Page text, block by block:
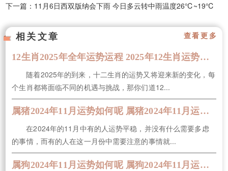
下一篇：11月6日西双版纳会下雨 今日多云转中雨温度26℃~19℃
相关文章 查看更多
12生肖2025年全年运势运程 2025年12生肖运势解析完整版
随着2025年的到来，十二生肖的运势又将迎来新的变化，每
个生肖都将面临不同的机遇与挑战，那你们道12...
属猪2024年11月运势如何呢 属猪2024年11月运势及运程
在2024年的11月中有的人运势平稳，并没有什么需要多虑
的事情，而有的人在这一月份中需要注意的事情就...
属狗2024年11月运势如何呢 属狗2024年11月运势及运程